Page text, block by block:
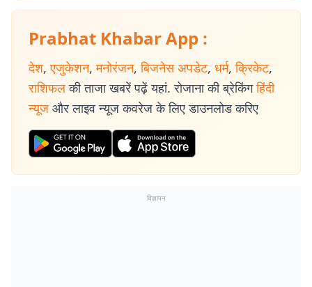
Prabhat Khabar App :
देश, एजुकेशन, मनोरंजन, बिजनेस अपडेट, धर्म, क्रिकेट,
राशिफल की ताजा खबरें पढ़ें यहां. रोजाना की ब्रेकिंग हिंदी
न्यूज और लाइव न्यूज कवरेज के लिए डाउनलोड करिए
विज्ञापन